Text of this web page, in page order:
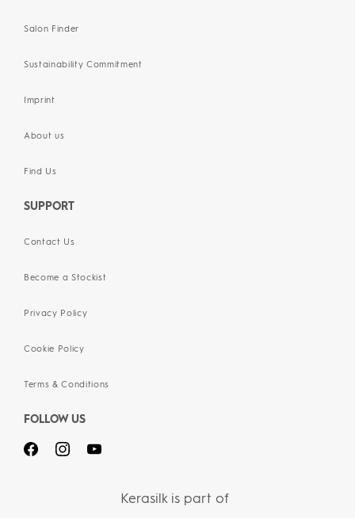
Salon Finder
Sustainability Commitment
Imprint
About us
Find Us
SUPPORT
Contact Us
Become a Stockist
Privacy Policy
Cookie Policy
Terms & Conditions
FOLLOW US
Kerasilk is part of